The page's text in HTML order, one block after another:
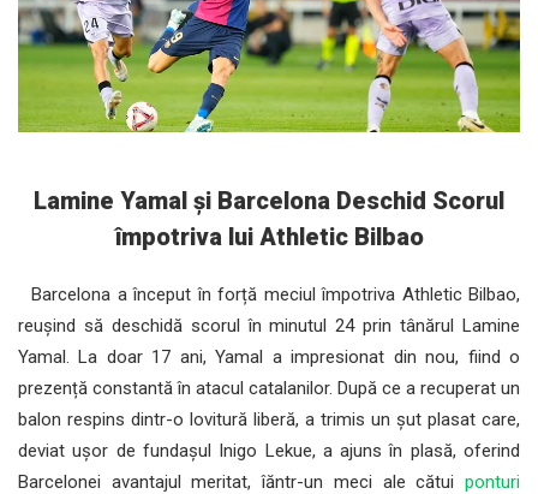
Lamine Yamal și Barcelona Deschid Scorul
împotriva lui Athletic Bilbao
Barcelona a început în forță meciul împotriva Athletic Bilbao,
reușind să deschidă scorul în minutul 24 prin tânărul Lamine
Yamal. La doar 17 ani, Yamal a impresionat din nou, fiind o
prezență constantă în atacul catalanilor. După ce a recuperat un
balon respins dintr-o lovitură liberă, a trimis un șut plasat care,
deviat ușor de fundașul Inigo Lekue, a ajuns în plasă, oferind
Barcelonei avantajul meritat, îăntr-un meci ale cătui ponturi